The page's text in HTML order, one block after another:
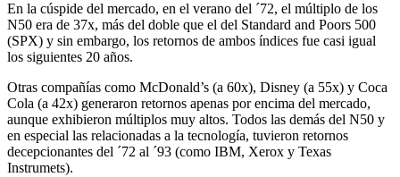
En la cúspide del mercado, en el verano del ´72, el múltiplo de los
N50 era de 37x, más del doble que el del Standard and Poors 500
(SPX) y sin embargo, los retornos de ambos índices fue casi igual
los siguientes 20 años.
Otras compañías como McDonald’s (a 60x), Disney (a 55x) y Coca
Cola (a 42x) generaron retornos apenas por encima del mercado,
aunque exhibieron múltiplos muy altos. Todos las demás del N50 y
en especial las relacionadas a la tecnología, tuvieron retornos
decepcionantes del ´72 al ´93 (como IBM, Xerox y Texas
Instrumets).